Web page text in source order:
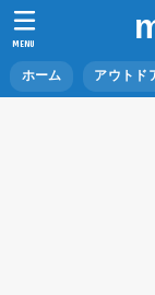
ホーム アウトド
MENU